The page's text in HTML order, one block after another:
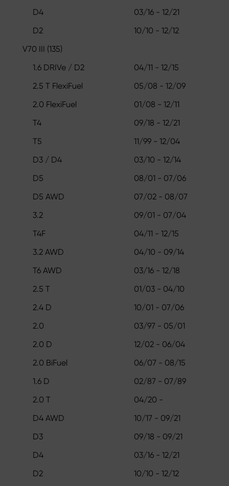
D4
03/16 - 12/21
D2
10/10 - 12/12
V70 III (135)
1.6 DRIVe / D2
04/11 - 12/15
2.5 T FlexiFuel
05/08 - 12/09
2.0 FlexiFuel
01/08 - 12/11
T4
09/18 - 12/21
T5
11/99 - 12/04
D3 / D4
03/10 - 12/14
D5
08/01 - 07/06
D5 AWD
07/02 - 08/07
3.2
09/01 - 07/04
T4F
04/11 - 12/15
3.2 AWD
04/10 - 09/14
T6 AWD
03/16 - 12/18
2.5 T
01/03 - 04/10
2.4 D
10/01 - 07/06
2.0
03/97 - 05/01
2.0 D
12/02 - 06/04
2.0 BiFuel
06/07 - 08/15
1.6 D
02/87 - 07/89
2.0 T
04/20 -
D4 AWD
10/17 - 09/21
D3
09/18 - 09/21
D4
03/16 - 12/21
D2
10/10 - 12/12